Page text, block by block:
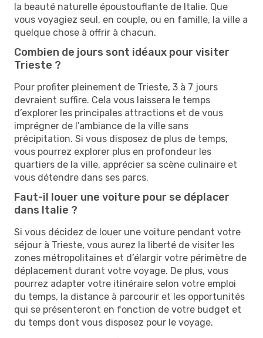
la beauté naturelle époustouflante de Italie. Que
vous voyagiez seul, en couple, ou en famille, la ville a
quelque chose à offrir à chacun.
Combien de jours sont idéaux pour visiter
Trieste ?
Pour profiter pleinement de Trieste, 3 à 7 jours
devraient suffire. Cela vous laissera le temps
d’explorer les principales attractions et de vous
imprégner de l’ambiance de la ville sans
précipitation. Si vous disposez de plus de temps,
vous pourrez explorer plus en profondeur les
quartiers de la ville, apprécier sa scène culinaire et
vous détendre dans ses parcs.
Faut-il louer une voiture pour se déplacer
dans Italie ?
Si vous décidez de louer une voiture pendant votre
séjour à Trieste, vous aurez la liberté de visiter les
zones métropolitaines et d’élargir votre périmètre de
déplacement durant votre voyage. De plus, vous
pourrez adapter votre itinéraire selon votre emploi
du temps, la distance à parcourir et les opportunités
qui se présenteront en fonction de votre budget et
du temps dont vous disposez pour le voyage.